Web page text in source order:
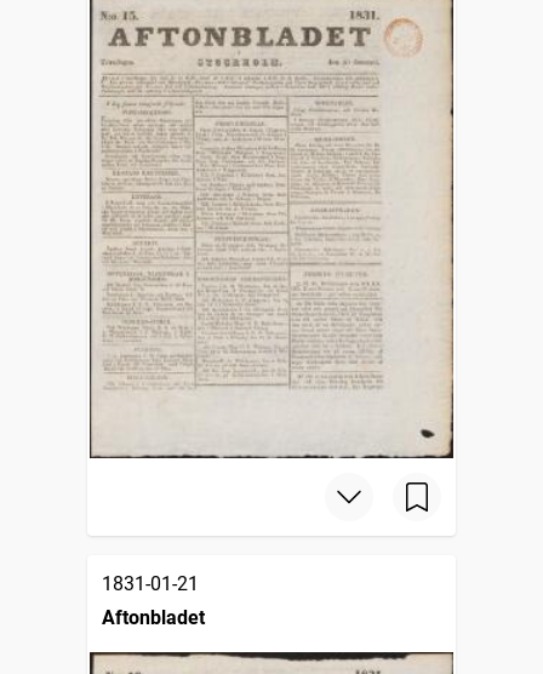
1831-01-21
Aftonbladet